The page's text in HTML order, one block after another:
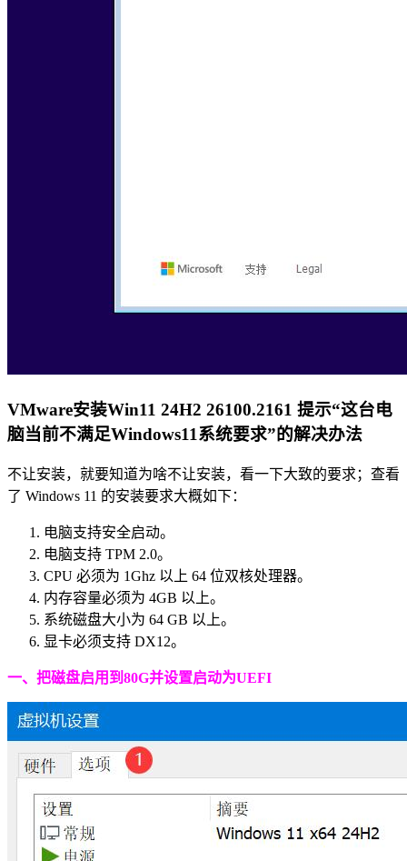
VMware安装Win11 24H2 26100.2161 提示“这台电
脑当前不满足Windows11系统要求”的解决办法
不让安装，就要知道为啥不让安装，看一下大致的要求；查看
了 Windows 11 的安装要求大概如下：
电脑支持安全启动。
电脑支持 TPM 2.0。
CPU 必须为 1Ghz 以上 64 位双核处理器。
内存容量必须为 4GB 以上。
系统磁盘大小为 64 GB 以上。
显卡必须支持 DX12。
一、把磁盘启用到80G并设置启动为UEFI